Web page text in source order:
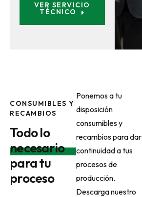
VER SERVICIO
TÉCNICO
CONSUMIBLES Y
RECAMBIOS
Todo lo
necesario
para tu
proceso
Ponemos a tu
disposición
consumibles y
recambios para dar
continuidad a tus
procesos de
producción.
Descarga nuestro